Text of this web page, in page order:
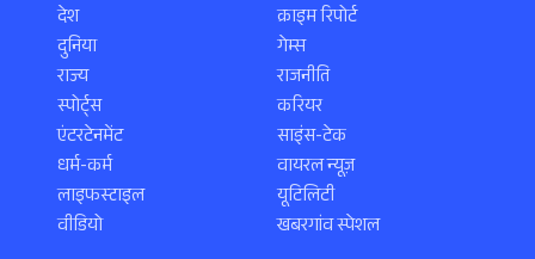
देश
दुनिया
राज्य
स्पोर्ट्स
एंटरटेनमेंट
धर्म-कर्म
लाइफस्टाइल
वीडियो
क्राइम रिपोर्ट
गेम्स
राजनीति
करियर
साइंस-टेक
वायरल न्यूज़
यूटिलिटी
खबरगांव स्पेशल